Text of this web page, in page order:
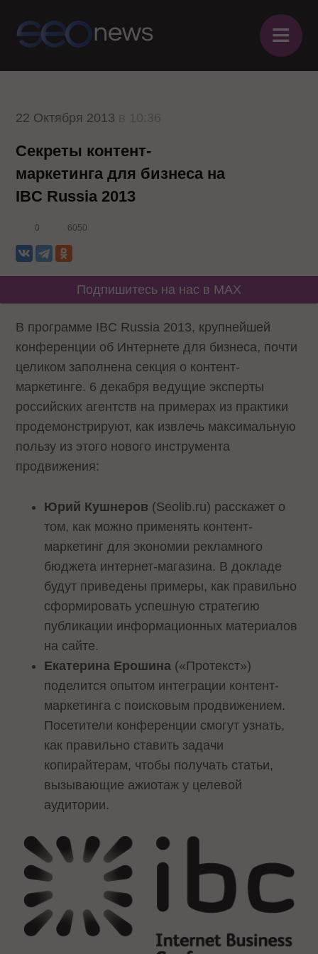
≡
22 Октября 2013
Секреты контент-
маркетинга для бизнеса на
IBC Russia 2013
0 6050
Подпишитесь на нас в MAX
В программе IBC Russia 2013, крупнейшей
конференции об Интернете для бизнеса, почти
целиком заполнена секция о контент-
маркетинге. 6 декабря ведущие эксперты
российских агентств на примерах из практики
продемонстрируют, как извлечь максимальную
пользу из этого нового инструмента
продвижения:
Юрий Кушнеров (Seolib.ru) расскажет о
том, как можно применять контент-
маркетинг для экономии рекламного
бюджета интернет-магазина. В докладе
будут приведены примеры, как правильно
сформировать успешную стратегию
публикации информационных материалов
на сайте.
Екатерина Ерошина («Протекст»)
поделится опытом интеграции контент-
маркетинга с поисковым продвижением.
Посетители конференции смогут узнать,
как правильно ставить задачи
копирайтерам, чтобы получать статьи,
вызывающие ажиотаж у целевой
аудитории.